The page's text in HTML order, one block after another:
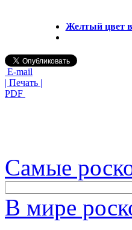
Желтый цвет в
E-mail
| Печать |
PDF
Самые
В мире